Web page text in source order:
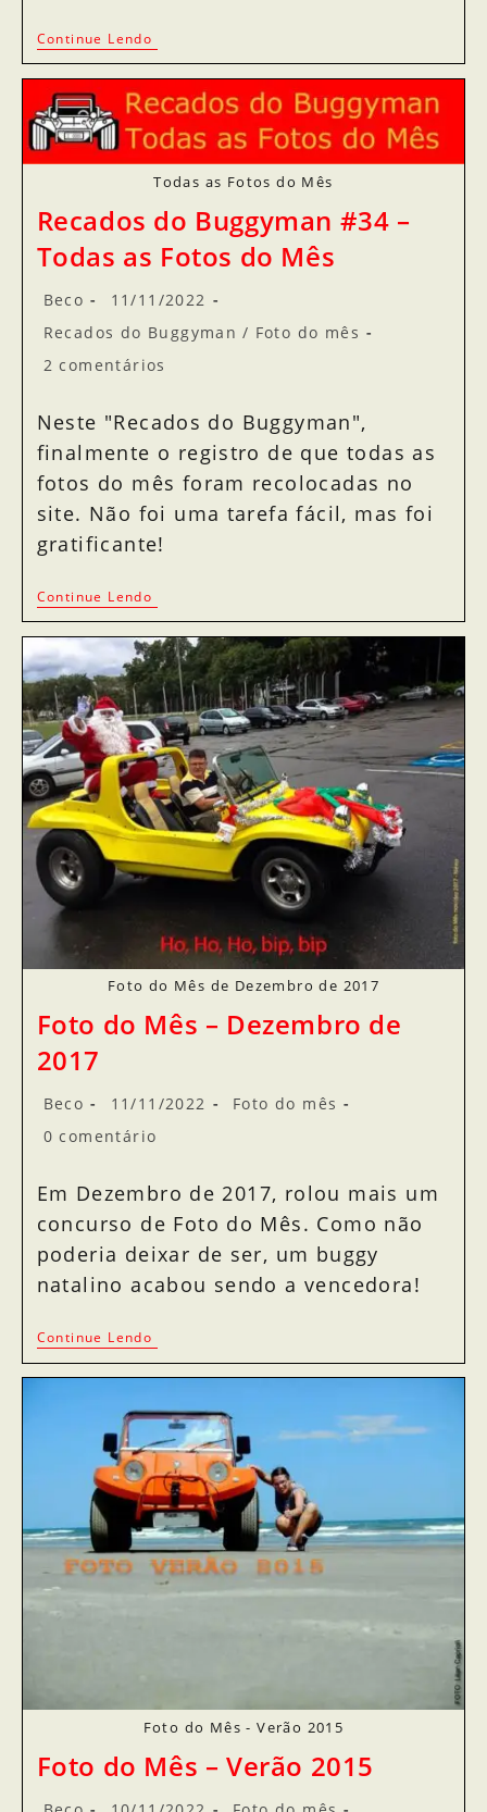
Continue Lendo
Todas as Fotos do Mês
Recados do Buggyman #34 –
Todas as Fotos do Mês
Beco
11/11/2022
Recados do Buggyman / Foto do mês
2 comentários
Neste "Recados do Buggyman",
finalmente o registro de que todas as
fotos do mês foram recolocadas no
site. Não foi uma tarefa fácil, mas foi
gratificante!
Continue Lendo
Foto do Mês de Dezembro de 2017
Foto do Mês – Dezembro de
2017
Beco 11/11/2022
Foto do mês
0 comentário
Em Dezembro de 2017, rolou mais um
concurso de Foto do Mês. Como não
poderia deixar de ser, um buggy
natalino acabou sendo a vencedora!
Continue Lendo
Foto do Mês - Verão 2015
Foto do Mês – Verão 2015